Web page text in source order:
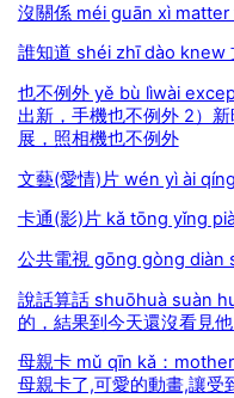
沒關係 méi guān xì
誰知道 shéi zhī dào knew
也不例外 yě bù lìwài
出新，手機也不例外 2）
展，照相機也不例外
文藝(愛情)片 wén yì ài
卡通(影)片 kǎ tōng yǐng
公共電視 gōng gòng diàn
說話算話 shuōhuà suàn
的，結果到今天還沒看見
母親卡 mǔ qīn kǎ：
母親卡了,可愛的動畫,讓受